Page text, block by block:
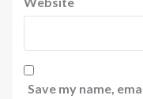
Save my name,